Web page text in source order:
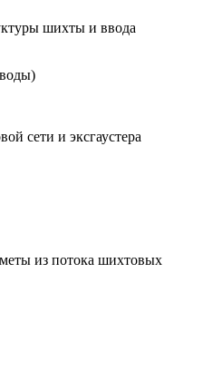
шихты и ввода
сети и эксгаустера
из потока шихтовых